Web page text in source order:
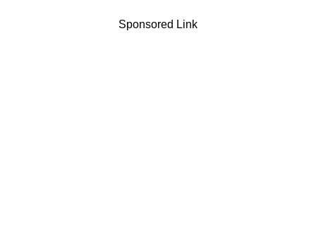
Sponsored Link